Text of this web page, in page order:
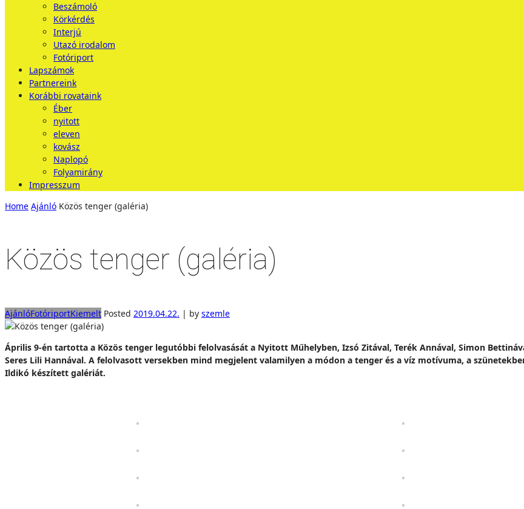
Beszámoló
Körkérdés
Interjú
Utazó irodalom
Fotóriport
Lapszámok
Partnereink
Korábbi rovataink
Éber
nyitott
eleven
kovász
Naplopó
Folyamirány
Impresszum
Home Ajánló Közös tenger (galéria)
Közös tenger (galéria)
AjánlóFotóriportKiemelt Posted 2019.04.22. | by szemle
Április 9-én tartotta a Közös tenger legutóbbi felolvasását a Nyitott Műhelyben, Izsó Zitával, Terék Annával, Simon
Seres Lili Hannával. A felolvasott versekben mind megjelent valamilyen a módon a tenger és a víz motívuma, a
Ildikó készített galériát.